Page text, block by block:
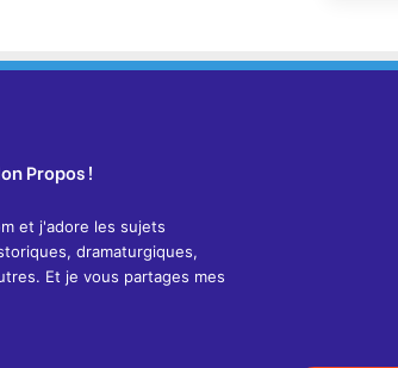
Propos !
et j'adore les sujets
dramaturgiques,
Et je vous partages mes